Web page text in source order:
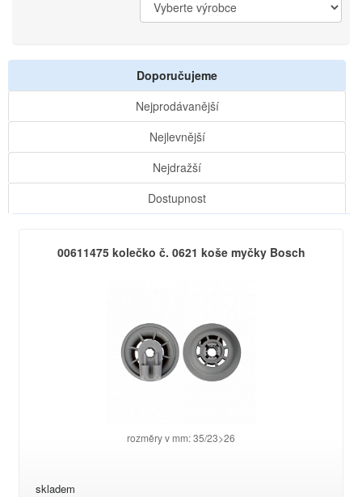
Doporučujeme
Nejprodávanější
Nejlevnější
Nejdražší
Dostupnost
00611475 kolečko č. 0621 koše myčky Bosch
rozměry v mm: 35/23>26
skladem